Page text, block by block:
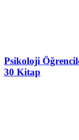
Psikoloji
30 Kitap